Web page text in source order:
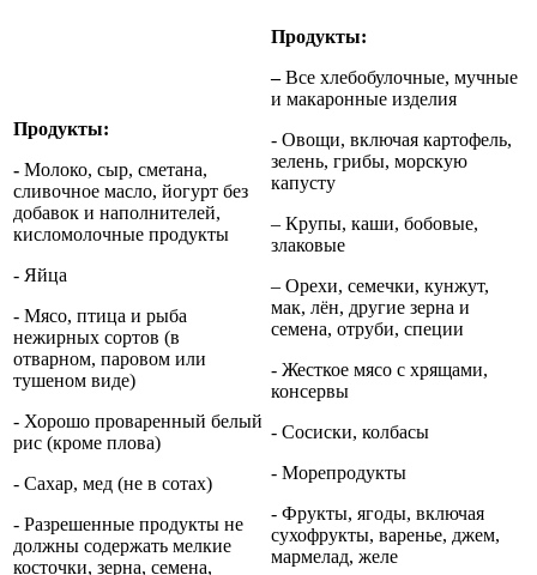
Продукты:
- Молоко, сыр, сметана,
сливочное масло, йогурт без
добавок и наполнителей,
кисломолочные продукты
- Яйца
- Мясо, птица и рыба
нежирных сортов (в
отварном, паровом или
тушеном виде)
- Хорошо проваренный белый
рис (кроме плова)
- Сахар, мед (не в сотах)
- Разрешенные продукты не
должны содержать мелкие
косточки, зерна, семена,
Продукты:
–Все хлебобулочные, мучные
и макаронные изделия
- Овощи, включая картофель,
зелень, грибы, морскую
капусту
– Крупы, каши, бобовые,
злаковые
– Орехи, семечки, кунжут,
мак, лён, другие зерна и
семена, отруби, специи
- Жесткое мясо с хрящами,
консервы
- Сосиски, колбасы
- Морепродукты
- Фрукты, ягоды, включая
сухофрукты, варенье, джем,
мармелад, желе